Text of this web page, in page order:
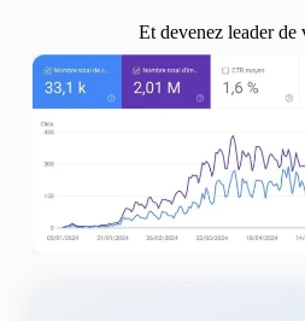
Et devenez leader de